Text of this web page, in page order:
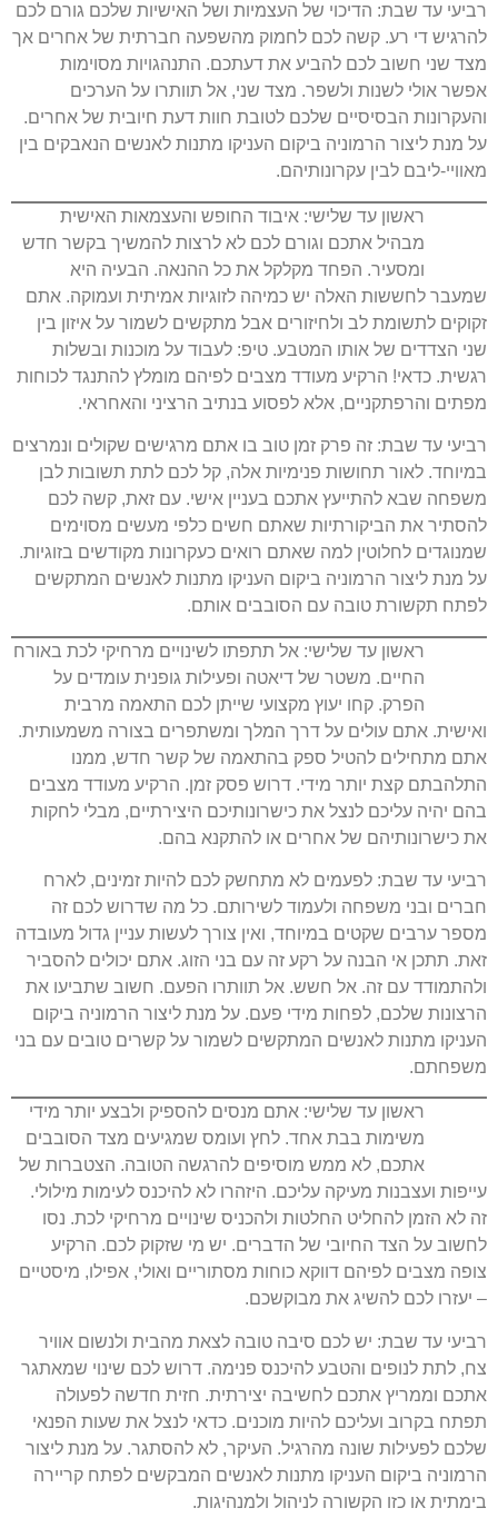
רביעי עד שבת: הדיכוי של העצמיות ושל האישיות שלכם גורם לכם
להרגיש די רע. קשה לכם לחמוק מהשפעה חברתית של אחרים אך
מצד שני חשוב לכם להביע את דעתכם. התנהגויות מסוימות
אפשר אולי לשנות ולשפר. מצד שני, אל תוותרו על הערכים
והעקרונות הבסיסיים שלכם לטובת חוות דעת חיובית של אחרים.
על מנת ליצור הרמוניה ביקום העניקו מתנות לאנשים הנאבקים בין
מאוויי-ליבם לבין עקרונותיהם.
ראשון עד שלישי: איבוד החופש והעצמאות האישית
מבהיל אתכם וגורם לכם לא לרצות להמשיך בקשר חדש
ומסעיר. הפחד מקלקל את כל ההנאה. הבעיה היא
שמעבר לחששות האלה יש כמיהה לזוגיות אמיתית ועמוקה. אתם
זקוקים לתשומת לב ולחיזורים אבל מתקשים לשמור על איזון בין
שני הצדדים של אותו המטבע. טיפ: לעבוד על מוכנות ובשלות
רגשית. כדאי! הרקיע מעודד מצבים לפיהם מומלץ להתנגד לכוחות
מפתים והרפתקניים, אלא לפסוע בנתיב הרציני והאחראי.
רביעי עד שבת: זה פרק זמן טוב בו אתם מרגישים שקולים ונמרצים
במיוחד. לאור תחושות פנימיות אלה, קל לכם לתת תשובות לבן
משפחה שבא להתייעץ אתכם בעניין אישי. עם זאת, קשה לכם
להסתיר את הביקורתיות שאתם חשים כלפי מעשים מסוימים
שמנוגדים לחלוטין למה שאתם רואים כעקרונות מקודשים בזוגיות.
על מנת ליצור הרמוניה ביקום העניקו מתנות לאנשים המתקשים
לפתח תקשורת טובה עם הסובבים אותם.
ראשון עד שלישי: אל תתפתו לשינויים מרחיקי לכת באורח
החיים. משטר של דיאטה ופעילות גופנית עומדים על
הפרק. קחו יעוץ מקצועי שייתן לכם התאמה מרבית
ואישית. אתם עולים על דרך המלך ומשתפרים בצורה משמעותית.
אתם מתחילים להטיל ספק בהתאמה של קשר חדש, ממנו
התלהבתם קצת יותר מידי. דרוש פסק זמן. הרקיע מעודד מצבים
בהם יהיה עליכם לנצל את כישרונותיכם היצירתיים, מבלי לחקות
את כישרונותיהם של אחרים או להתקנא בהם.
רביעי עד שבת: לפעמים לא מתחשק לכם להיות זמינים, לארח
חברים ובני משפחה ולעמוד לשירותם. כל מה שדרוש לכם זה
מספר ערבים שקטים במיוחד, ואין צורך לעשות עניין גדול מעובדה
זאת. תתכן אי הבנה על רקע זה עם בני הזוג. אתם יכולים להסביר
ולהתמודד עם זה. אל חשש. אל תוותרו הפעם. חשוב שתביעו את
הרצונות שלכם, לפחות מידי פעם. על מנת ליצור הרמוניה ביקום
העניקו מתנות לאנשים המתקשים לשמור על קשרים טובים עם בני
משפחתם.
ראשון עד שלישי: אתם מנסים להספיק ולבצע יותר מידי
משימות בבת אחד. לחץ ועומס שמגיעים מצד הסובבים
אתכם, לא ממש מוסיפים להרגשה הטובה. הצטברות של
עייפות ועצבנות מעיקה עליכם. היזהרו לא להיכנס לעימות מילולי.
זה לא הזמן להחליט החלטות ולהכניס שינויים מרחיקי לכת. נסו
לחשוב על הצד החיובי של הדברים. יש מי שזקוק לכם. הרקיע
צופה מצבים לפיהם דווקא כוחות מסתוריים ואולי, אפילו, מיסטיים
– יעזרו לכם להשיג את מבוקשכם.
רביעי עד שבת: יש לכם סיבה טובה לצאת מהבית ולנשום אוויר
צח, לתת לנופים והטבע להיכנס פנימה. דרוש לכם שינוי שמאתגר
אתכם וממריץ אתכם לחשיבה יצירתית. חזית חדשה לפעולה
תפתח בקרוב ועליכם להיות מוכנים. כדאי לנצל את שעות הפנאי
שלכם לפעילות שונה מהרגיל. העיקר, לא להסתגר. על מנת ליצור
הרמוניה ביקום העניקו מתנות לאנשים המבקשים לפתח קריירה
בימתית או כזו הקשורה לניהול ולמנהיגות.